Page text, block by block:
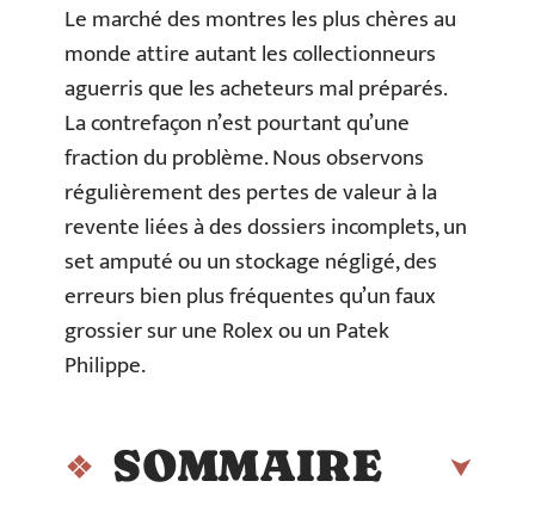
Le marché des montres les plus chères au
monde attire autant les collectionneurs
aguerris que les acheteurs mal préparés.
La contrefaçon n’est pourtant qu’une
fraction du problème. Nous observons
régulièrement des pertes de valeur à la
revente liées à des dossiers incomplets, un
set amputé ou un stockage négligé, des
erreurs bien plus fréquentes qu’un faux
grossier sur une Rolex ou un Patek
Philippe.
SOMMAIRE